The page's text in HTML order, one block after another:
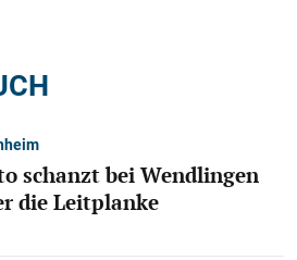
schanzt bei Wendlingen
die Leitplanke